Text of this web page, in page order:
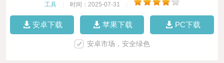
工具 时间：2025-07-31
安卓下载 苹果下载 PC下载
安卓市场，安全绿色